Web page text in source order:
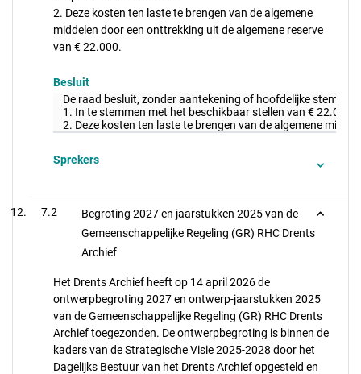
2. Deze kosten ten laste te brengen van de algemene
middelen door een onttrekking uit de algemene reserve
van € 22.000.
Besluit
De raad besluit, zonder aantekening of hoofdelijke
1. In te stemmen met het beschikbaar stellen van €
2. Deze kosten ten laste te brengen van de algemene
Sprekers
7.2
Begroting 2027 en jaarstukken 2025 van de
Gemeenschappelijke Regeling (GR) RHC Drents
Archief
Het Drents Archief heeft op 14 april 2026 de
ontwerpbegroting 2027 en ontwerp-jaarstukken 2025
van de Gemeenschappelijke Regeling (GR) RHC Drents
Archief toegezonden. De ontwerpbegroting is binnen de
kaders van de Strategische Visie 2025-2028 door het
Dagelijks Bestuur van het Drents Archief opgesteld en